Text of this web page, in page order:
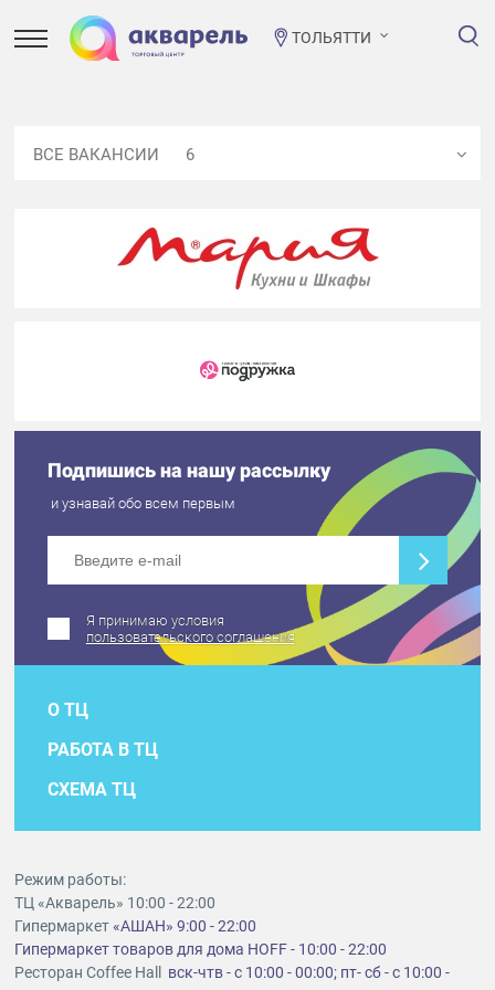
ТОЛЬЯТТИ
ВСЕ ВАКАНСИИ 6
Подпишись на нашу рассылку
и узнавай обо всем первым
Я принимаю условия
пользовательского соглашения
О ТЦ
РАБОТА В ТЦ
СХЕМА ТЦ
Режим работы:
ТЦ «Акварель» 10:00 - 22:00
Гипермаркет«АШАН» 9:00 - 22:00
Гипермаркет товаров для дома HOFF - 10:00 - 22:00
Ресторан Coffee Hall вск-чтв - с 10:00 - 00:00; пт- сб - с 10:00 -